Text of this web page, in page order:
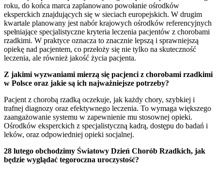
roku, do końca marca zaplanowano powołanie ośrodków
eksperckich znajdujących się w sieciach europejskich. W drugim
kwartale planowany jest nabór krajowych ośrodków referencyjnych
spełniające specjalistyczne kryteria leczenia pacjentów z chorobami
rzadkimi. W praktyce oznacza to znacznie lepszą i sprawniejszą
opiekę nad pacjentem, co przełoży się nie tylko na skuteczność
leczenia, ale również jakość życia pacjenta.
Z jakimi wyzwaniami mierzą się pacjenci z chorobami rzadkimi
w Polsce oraz jakie są ich najważniejsze potrzeby?
Pacjent z chorobą rzadką oczekuje, jak każdy chory, szybkiej i
trafnej diagnozy oraz efektywnego leczenia. To wymaga większego
zaangażowanie systemu w zapewnienie mu stosownej opieki.
Ośrodków eksperckich z specjalistyczną kadrą, dostępu do badań i
leków, oraz odpowiedniej opieki socjalnej.
28 lutego obchodzimy Światowy Dzień Chorób Rzadkich, jak
będzie wyglądać tegoroczna uroczystość?